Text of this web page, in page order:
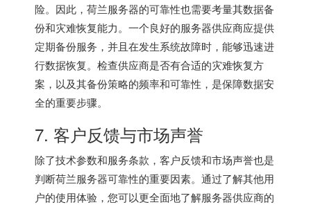
险。因此，荷兰服务器的可靠性也需要考量其数据备
份和灾难恢复能力。一个良好的服务器供应商应提供
定期备份服务，并且在发生系统故障时，能够迅速进
行数据恢复。检查供应商是否有合适的灾难恢复方
案，以及其备份策略的频率和可靠性，是保障数据安
全的重要步骤。
7. 客户反馈与市场声誉
除了技术参数和服务条款，客户反馈和市场声誉也是
判断荷兰服务器可靠性的重要因素。通过了解其他用
户的使用体验，您可以更全面地了解服务器供应商的